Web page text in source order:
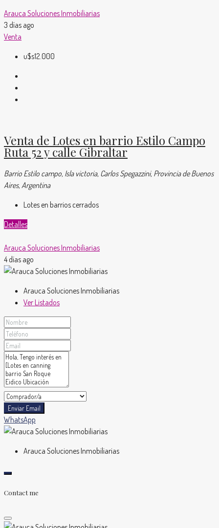
Arauca Soluciones Inmobiliarias
3 días ago
Venta
u$s12.000
Venta de Lotes en barrio Estilo Campo
Ruta 52 y calle Gibraltar
Barrio Estilo campo, Isla victoria, Carlos Spegazzini, Provincia de Buenos
Aires, Argentina
Lotes en barrios cerrados
Detalles
Arauca Soluciones Inmobiliarias
4 días ago
Arauca Soluciones Inmobiliarias
Ver Listados
Enviar Email
WhatsApp
Arauca Soluciones Inmobiliarias
Contact me